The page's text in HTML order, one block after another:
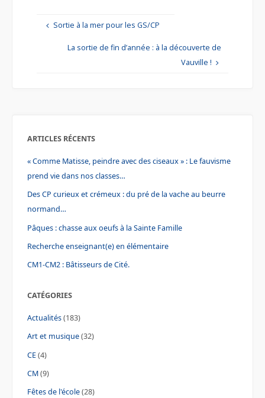
b
o e
e
r
s
Sortie à la mer pour les GS/CP
La sortie de fin d’année : à la découverte de
Vauville !
ARTICLES RÉCENTS
« Comme Matisse, peindre avec des ciseaux » : Le fauvisme
prend vie dans nos classes…
Des CP curieux et crémeux : du pré de la vache au beurre
normand…
Pâques : chasse aux oeufs à la Sainte Famille
Recherche enseignant(e) en élémentaire
CM1-CM2 : Bâtisseurs de Cité.
CATÉGORIES
Actualités(183)
Art et musique(32)
CE(4)
CM(9)
Fêtes de l'école(28)